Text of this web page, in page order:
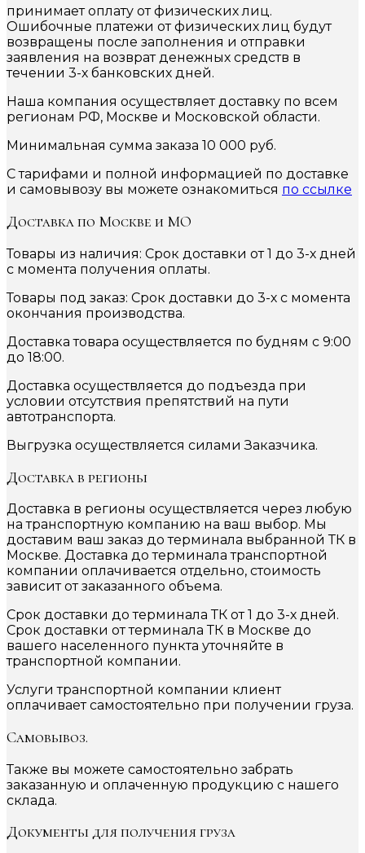
принимает оплату от физических лиц.
Ошибочные платежи от физических лиц будут
возвращены после заполнения и отправки
заявления на возврат денежных средств в
течении 3-х банковских дней.
Наша компания осуществляет доставку по всем
регионам РФ, Москве и Московской области.
Минимальная сумма заказа 10 000 руб.
С тарифами и полной информацией по доставке
и самовывозу вы можете ознакомиться по ссылке
Доставка по Москве и МО
Товары из наличия: Срок доставки от 1 до 3-х дней
с момента получения оплаты.
Товары под заказ: Срок доставки до 3-х с момента
окончания производства.
Доставка товара осуществляется по будням с 9:00
до 18:00.
Доставка осуществляется до подъезда при
условии отсутствия препятствий на пути
автотранспорта.
Выгрузка осуществляется силами Заказчика.
Доставка в регионы
Доставка в регионы осуществляется через любую
на транспортную компанию на ваш выбор. Мы
доставим ваш заказ до терминала выбранной ТК в
Москве. Доставка до терминала транспортной
компании оплачивается отдельно, стоимость
зависит от заказанного объема.
Срок доставки до терминала ТК от 1 до 3-х дней.
Срок доставки от терминала ТК в Москве до
вашего населенного пункта уточняйте в
транспортной компании.
Услуги транспортной компании клиент
оплачивает самостоятельно при получении груза.
Самовывоз.
Также вы можете самостоятельно забрать
заказанную и оплаченную продукцию с нашего
склада.
Документы для получения груза